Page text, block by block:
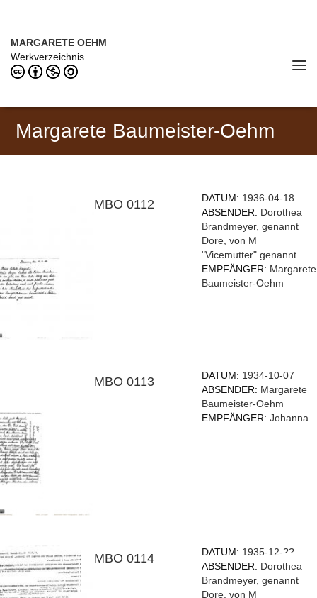
MARGARETE OEHM
Werkverzeichnis
Margarete Baumeister-Oehm
MBO 0112 DATUM: 1936-04-18
ABSENDER: Dorothea
Brandmeyer, genannt
Dore, von M
"Vicemutter" genannt
EMPFÄNGER: Margarete
Baumeister-Oehm
MBO 0113 DATUM: 1934-10-07
ABSENDER: Margarete
Baumeister-Oehm
EMPFÄNGER:Johanna
MBO 0114 DATUM: 1935-12-??
ABSENDER: Dorothea
Brandmeyer, genannt
Dore, von M